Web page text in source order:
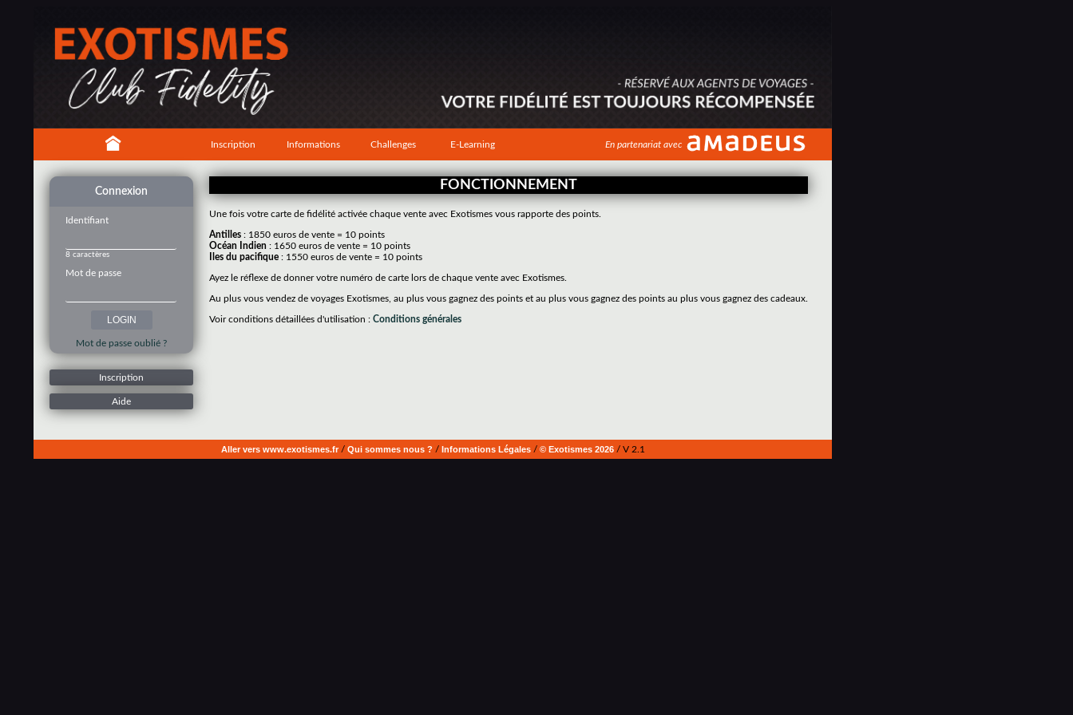
Inscription Informations Challenges E-Learning En partenariat avec
Connexion
Identifiant
8 caractères
Mot de passe
Mot de passe oublié ?
Inscription
Aide
FONCTIONNEMENT
Une fois votre carte de fidélité activée chaque vente avec Exotismes vous rapporte des points.
Antilles : 1850 euros de vente = 10 points
Océan Indien : 1650 euros de vente = 10 points
Iles du pacifique : 1550 euros de vente = 10 points
Ayez le réflexe de donner votre numéro de carte lors de chaque vente avec Exotismes.
Au plus vous vendez de voyages Exotismes, au plus vous gagnez des points et au plus vous gagnez des points au plus vous gagnez des cadeaux.
Voir conditions détaillées d'utilisation : Conditions générales
Aller vers www.exotismes.fr/ Qui sommes nous ? / Informations Légales/ © Exotismes 2026/ V 2.1